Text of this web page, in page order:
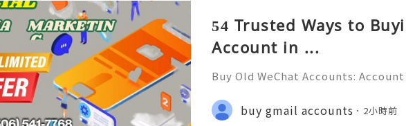
54 Trusted Ways to
Account in ...
Buy Old WeChat Accounts:
💲💫🌐✨💎Fast & Reliable 24/7
✨💎WhatsApp :+1 (506) 541-7768
buy gmail accounts 2小時前